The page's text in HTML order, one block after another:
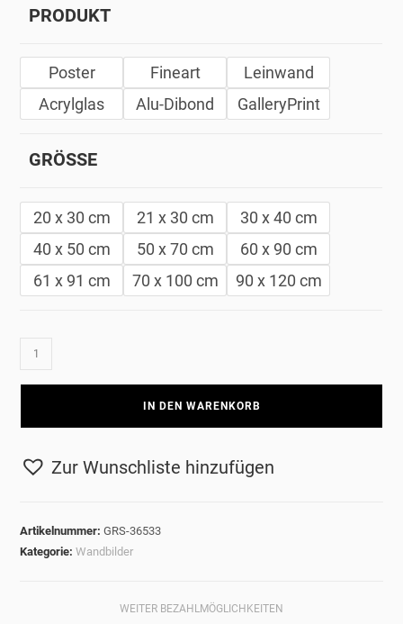
PRODUKT
Poster Fineart
Leinwand
Acrylglas
Alu-Dibond GalleryPrint
GRÖSSE
20 x 30 cm 21 x 30 cm
30 x 40 cm
40 x 50 cm
50 x 70 cm
60 x 90 cm
61 x 91 cm
70 x 100 cm 90 x 120 cm
Woman
IN DEN WARENKORB
Zur Wunschliste hinzufügen
Artikelnummer:GRS-36533
Kategorie:Wandbilder
WEITER BEZAHLMÖGLICHKEITEN